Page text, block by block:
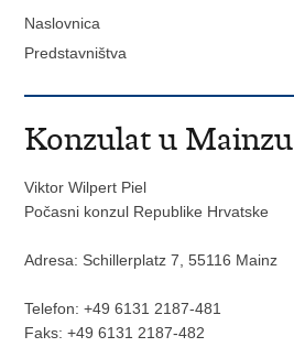
Naslovnica
Predstavništva
Konzulat u Mainzu
Viktor Wilpert Piel
Počasni konzul Republike Hrvatske
Adresa: Schillerplatz 7, 55116 Mainz
Telefon: +49 6131 2187-481
Faks: +49 6131 2187-482